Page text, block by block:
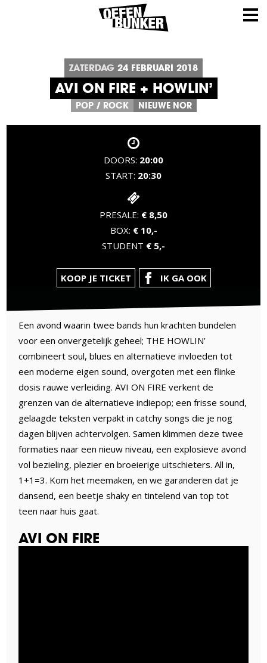
ZATERDAG 24 FEBRUARI 2018
AVI ON FIRE + HOWLIN’
POP / ROCK NIEUWE NOR
DOORS: 20:00
START: 20:30
PRESALE: € 8,50
BOX: € 10,-
STUDENT € 5,-
KOOP JE TICKET IK GA OOK
Een avond waarin twee bands hun krachten bundelen
voor een onvergetelijk geheel; THE HOWLIN’
combineert soul, blues en alternatieve invloeden tot
een moderne eigen sound, overgoten met een flinke
dosis rauwe verleiding. AVI ON FIRE verkent de
grenzen van de alternatieve indiepop; een frisse sound,
gelaagde teksten verpakt in catchy songs die je nog
dagen blijven achtervolgen. Samen klimmen deze twee
formaties naar een nieuw niveau, een explosieve avond
vol bezieling, plezier en broeierige uitschieters. All in,
1+1=3. Kom het meemaken, en we garanderen dat je
dansend, een beetje shaky en tintelend van top tot
teen naar huis gaat.
AVI ON FIRE